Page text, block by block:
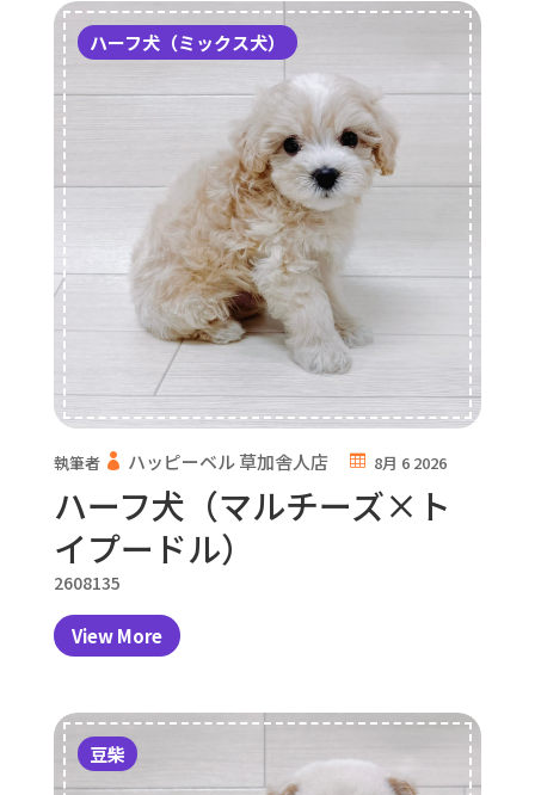
ハーフ犬（マルチーズ×ト
イプードル）
執筆者 ハッピーベル 草加舎人店 8月 6 2026
ハーフ犬（ミックス犬）
2608135
View More
豆柴